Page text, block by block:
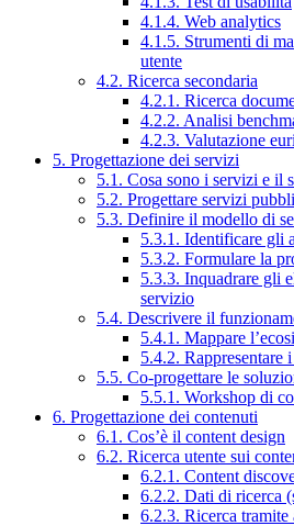
4.1.4. Web analytics
4.1.5. Strumenti di
utente
4.2. Ricerca secondaria
4.2.1. Ricerca
4.2.2. Analisi
4.2.3. Valutazione
5. Progettazione dei servizi
5.1. Cosa sono i servizi e il
5.2. Progettare servizi
5.3. Definire il modello di
5.3.1. Identificare gli
5.3.2. Formulare la
5.3.3. Inquadrare gli
servizio
5.4. Descrivere il
5.4.1. Mappare
5.4.2. Rappresentare
5.5. Co-progettare le
5.5.1. Workshop di
6. Progettazione dei contenuti
6.1. Cos’è il content design
6.2. Ricerca utente sui
6.2.1. Content
6.2.2. Dati di ricerca
6.2.3. Ricerca tramite